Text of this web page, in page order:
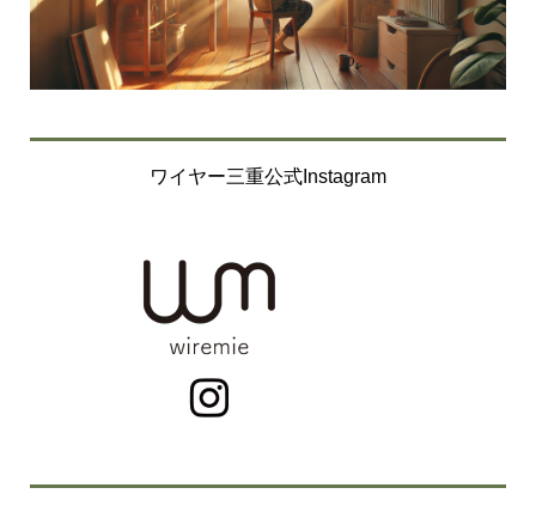
7.苦情及びご相談及び開示等への対応に関すること
個人情報に関する苦情やご相談、及び利用目的の通知、開
示、訂正等、利用停止等に関するご質問・お問合せにつき
ましては、誠実かつ迅速な対応を行うよう努めてまいりま
す。以下のお問合せ窓口までお寄せください。
住所：〒516-0072 三重県伊勢市宮後２丁目9-41
千巻印刷産業株式会社 個人情報保護相談窓口
受付時間：月曜〜金曜（祝日、年末年始は除く）
9時30分～12時、13時～16時
個人情報取り扱いについて
当社は、個人情報、個人番号及び個人情報（以下、個人情
報）の重要性を認識しその保護の徹底を図るため、個人情
ワイヤー三重公式Instagram